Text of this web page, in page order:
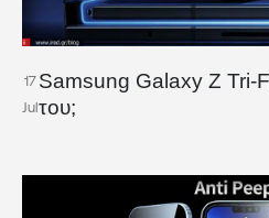
17
Jul
Samsung Galaxy Z Tri-
του;